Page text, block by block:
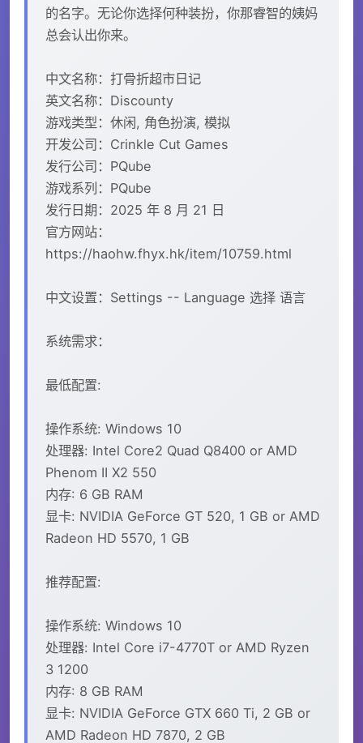
的名字。无论你选择何种装扮，你那睿智的姨妈
总会认出你来。
中文名称：打骨折超市日记
英文名称：Discounty
游戏类型：休闲, 角色扮演, 模拟
开发公司：Crinkle Cut Games
发行公司：PQube
游戏系列：PQube
发行日期：2025 年 8 月 21 日
官方网站：
https://haohw.fhyx.hk/item/10759.html
中文设置：Settings -- Language 选择 语言
系统需求：
最低配置:
操作系统: Windows 10
处理器: Intel Core2 Quad Q8400 or AMD
Phenom II X2 550
内存: 6 GB RAM
显卡: NVIDIA GeForce GT 520, 1 GB or AMD
Radeon HD 5570, 1 GB
推荐配置:
操作系统: Windows 10
处理器: Intel Core i7-4770T or AMD Ryzen
3 1200
内存: 8 GB RAM
显卡: NVIDIA GeForce GTX 660 Ti, 2 GB or
AMD Radeon HD 7870, 2 GB